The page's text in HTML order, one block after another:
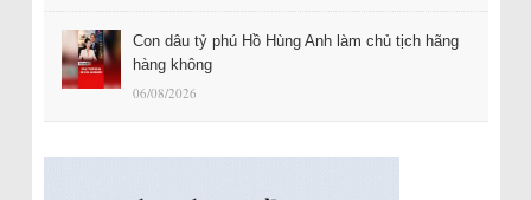
Con dâu tỷ phú Hồ Hùng Anh làm chủ tịch hãng
hàng không
06/08/2026